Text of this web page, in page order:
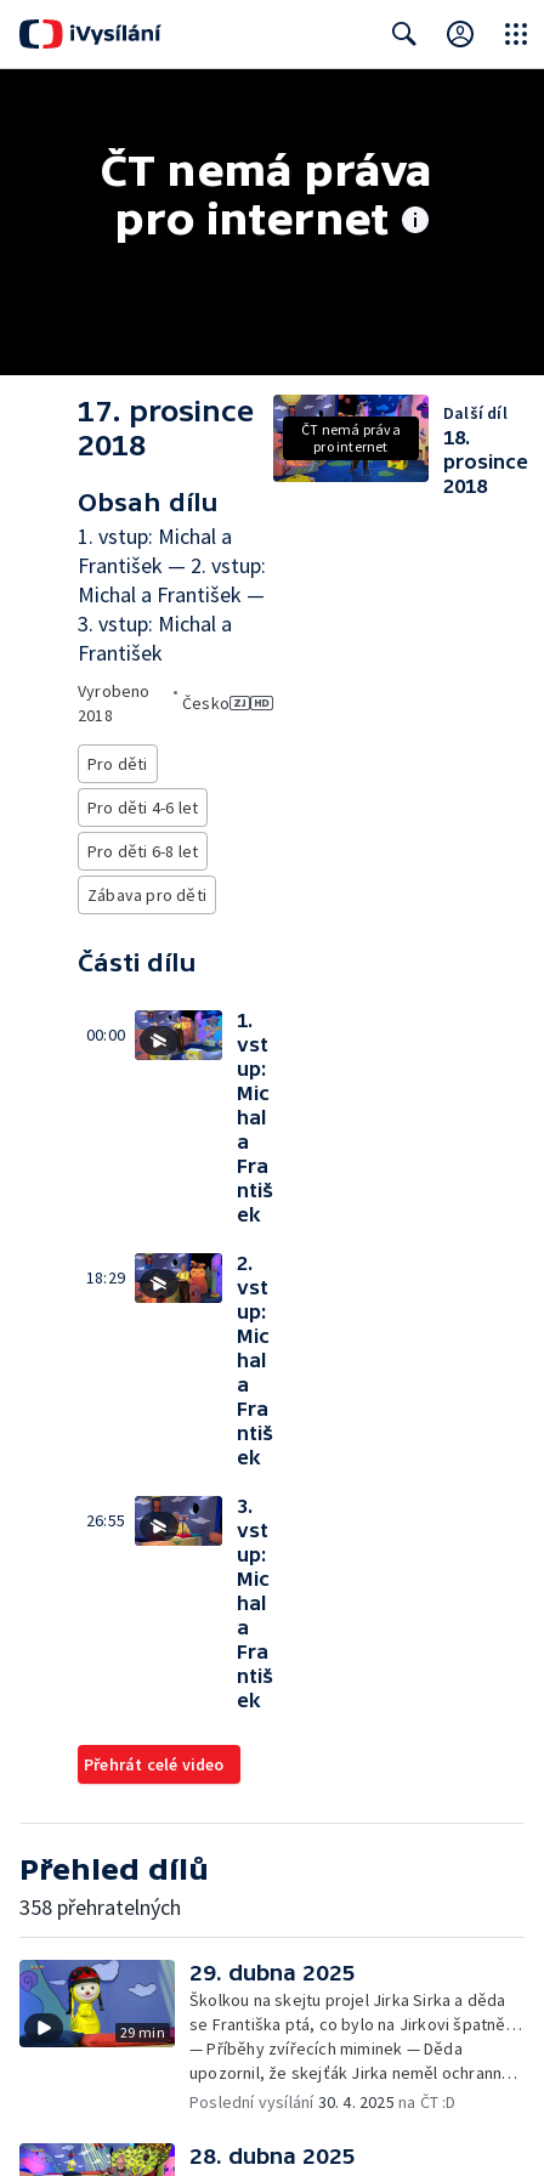
ČT nemá práva
pro internet
17. prosince
2018
Obsah dílu
1. vstup: Michal a
František — 2. vstup:
Michal a František —
3. vstup: Michal a
František
Vyrobeno
2018
•
Česko
Pro děti
Pro děti 4-6 let
Pro děti 6-8 let
Zábava pro děti
Části dílu
00:00
1.
vst
up:
Mic
hal
a
Fra
ntiš
ek
18:29
2.
vst
up:
Mic
hal
a
Fra
ntiš
ek
26:55
3.
vst
up:
Mic
hal
a
Fra
ntiš
ek
Přehrát celé video
ČT nemá práva
pro internet
Další díl
18.
prosince
2018
Přehled dílů
358 přehratelných
29 min
29. dubna 2025
Školkou na skejtu projel Jirka Sirka a děda
se Františka ptá, co bylo na Jirkovi špatně…
— Příběhy zvířecích miminek — Děda
upozornil, že skejťák Jirka neměl ochranné
pomůcky: helmu a chrániče pro
Obrázky a rozloučení
Poslední vysílání30. 4. 2025 na ČT :D
28. dubna 2025